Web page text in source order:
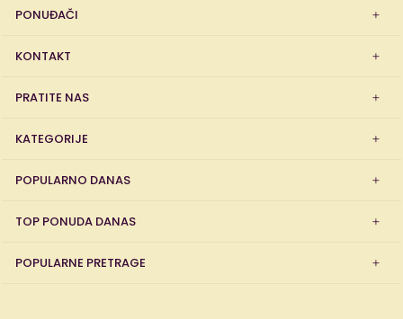
PONUĐAČI
KONTAKT
PRATITE NAS
KATEGORIJE
POPULARNO DANAS
TOP PONUDA DANAS
POPULARNE PRETRAGE